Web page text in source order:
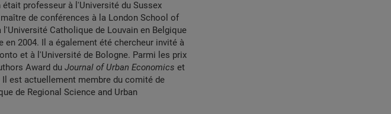
professeur à l'Université du Sussex
de conférences à la London School of
Catholique de Louvain en Belgique
2004. Il a également été chercheur invité à
et à l'Université de Bologne. Parmi les prix
Award du Journal of Urban Economics et
est actuellement membre du comité de
de Regional Science and Urban